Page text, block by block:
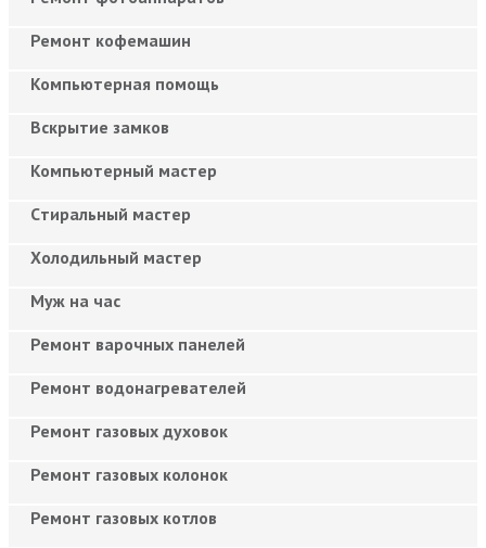
Ремонт кофемашин
Компьютерная помощь
Вскрытие замков
Компьютерный мастер
Cтиральный мастер
Холодильный мастер
Муж на час
Ремонт варочных панелей
Ремонт водонагревателей
Ремонт газовых духовок
Ремонт газовых колонок
Ремонт газовых котлов